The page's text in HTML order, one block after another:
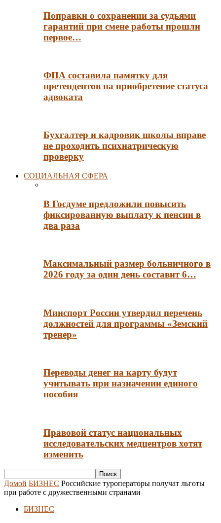
Поправки о сохранении за судьями
гарантий при смене работы прошли
первое…
ФПА составила памятку для
претендентов на приобретение статуса
адвоката
Бухгалтер и кадровик школы вправе
не проходить психиатрическую
проверку
СОЦИАЛЬНАЯ СФЕРА
В Госдуме предложили повысить
фиксированную выплату к пенсии в
два раза
Максимальный размер больничного в
2026 году за один день составит 6…
Минспорт России утвердил перечень
должностей для программы «Земский
тренер»
Переводы денег на карту будут
учитывать при назначении единого
пособия
Правовой статус национальных
исследовательских медцентров хотят
изменить
Домой БИЗНЕС Российские туроператоры получат льготы
при работе с дружественными странами
БИЗНЕС